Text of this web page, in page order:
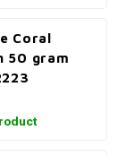
Coral
50 gram